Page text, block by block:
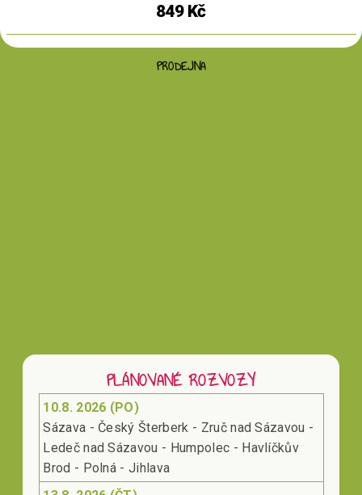
849 Kč
PRODEJNA
PLÁNOVANÉ ROZVOZY
10.8. 2026 (PO)
Sázava - Český Šterberk - Zruč nad Sázavou -
Ledeč nad Sázavou - Humpolec - Havlíčkův
Brod - Polná - Jihlava